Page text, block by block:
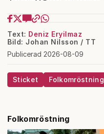
Text: Deniz Eryilmaz
Bild: Johan Nilsson / TT
Publicerad 2026-08-09
Sticket Folkomröstning
Folkomröstning